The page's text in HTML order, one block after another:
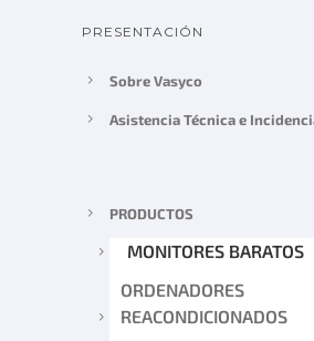
PRESENTACIÓN
Sobre Vasyco
Asistencia Técnica e
PRODUCTOS
MONITORES BARATOS
ORDENADORES
REACONDICIONADOS